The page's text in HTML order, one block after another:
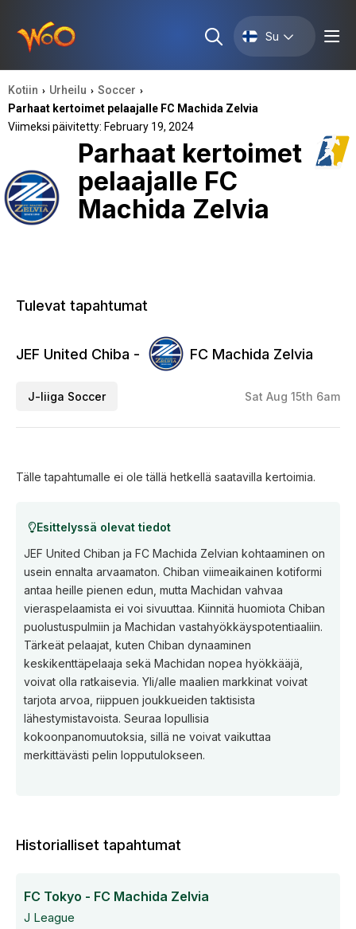
Su
Kotiin › Urheilu › Soccer ›
Parhaat kertoimet pelaajalle FC Machida Zelvia
Viimeksi päivitetty: February 19, 2024
Parhaat kertoimet
pelaajalle FC
Machida Zelvia
Tulevat tapahtumat
JEF United Chiba - FC Machida Zelvia
J-liiga Soccer Sat Aug 15th 6am
Tälle tapahtumalle ei ole tällä hetkellä saatavilla kertoimia.
Esittelyssä olevat tiedot
JEF United Chiban ja FC Machida Zelvian kohtaaminen on
usein ennalta arvaamaton. Chiban viimeaikainen kotiformi
antaa heille pienen edun, mutta Machidan vahvaa
vieraspelaamista ei voi sivuuttaa. Kiinnitä huomiota Chiban
puolustuspulmiin ja Machidan vastahyökkäyspotentiaaliin.
Tärkeät pelaajat, kuten Chiban dynaaminen
keskikenttäpelaaja sekä Machidan nopea hyökkääjä,
voivat olla ratkaisevia. Yli/alle maalien markkinat voivat
tarjota arvoa, riippuen joukkueiden taktisista
lähestymistavoista. Seuraa lopullisia
kokoonpanomuutoksia, sillä ne voivat vaikuttaa
merkittävästi pelin lopputulokseen.
Historialliset tapahtumat
FC Tokyo - FC Machida Zelvia
J League